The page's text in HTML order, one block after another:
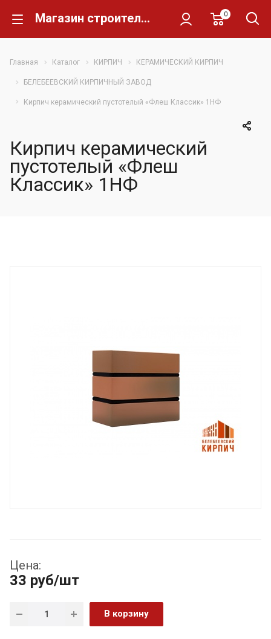
Магазин строительных материалов Склад Кирпича 0
Главная Каталог КИРПИЧ КЕРАМИЧЕСКИЙ КИРПИЧ
БЕЛЕБЕЕВСКИЙ КИРПИЧНЫЙ ЗАВОД
Кирпич керамический пустотелый «Флеш Классик» 1НФ
Кирпич керамический
пустотелый «Флеш
Классик» 1НФ
Цена:
33 руб/шт
В корзину